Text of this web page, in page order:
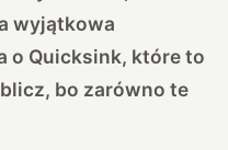
wyjątkowa
o Quicksink, które to
bo zarówno te